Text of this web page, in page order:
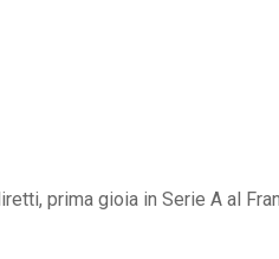
prima gioia in Serie A al